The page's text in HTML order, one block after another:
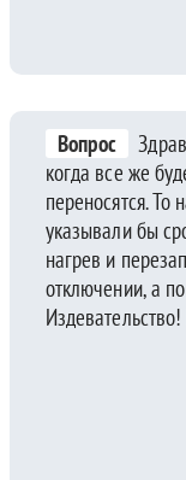
Вопрос
когда все же
переносятся. То
указывали бы
нагрев и
отключении, а